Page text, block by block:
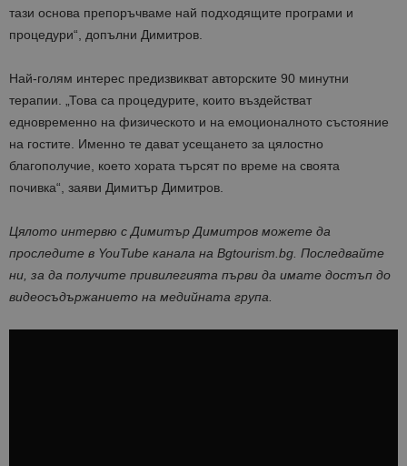
тази основа препоръчваме най подходящите програми и
процедури“, допълни Димитров.
Най-голям интерес предизвикват авторските 90 минутни
терапии. „Това са процедурите, които въздействат
едновременно на физическото и на емоционалното състояние
на гостите. Именно те дават усещането за цялостно
благополучие, което хората търсят по време на своята
почивка“, заяви Димитър Димитров.
Цялото интервю с Димитър Димитров можете да
проследите в YouTube канала на Bgtourism.bg. Последвайте
ни, за да получите привилегията първи да имате достъп до
видеосъдържанието на медийната група.